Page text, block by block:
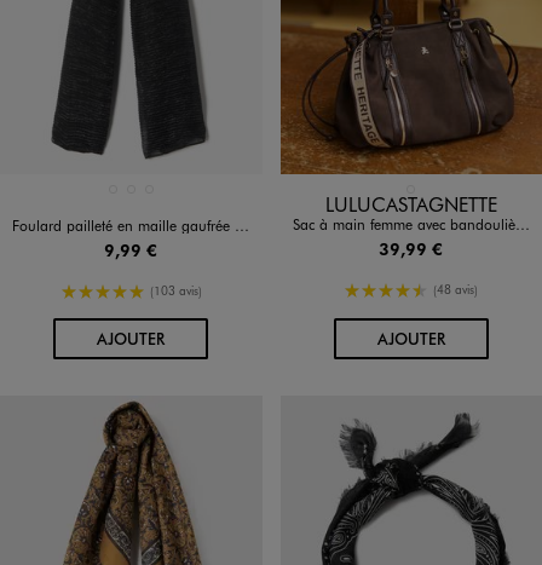
Foulard pailleté en maille gaufrée femme
9,99 €
5/5 de moyenne
(103 avis)
AJOUTERAU PANIER
Disponible en 1 coloris
LULUCASTAGNETTE
Sac à main femme avec bandoulière amovible - LuluCastagnette
39,99 €
4.5/5 de moyenne
(48 avis)
AJOUTERAU PANIER